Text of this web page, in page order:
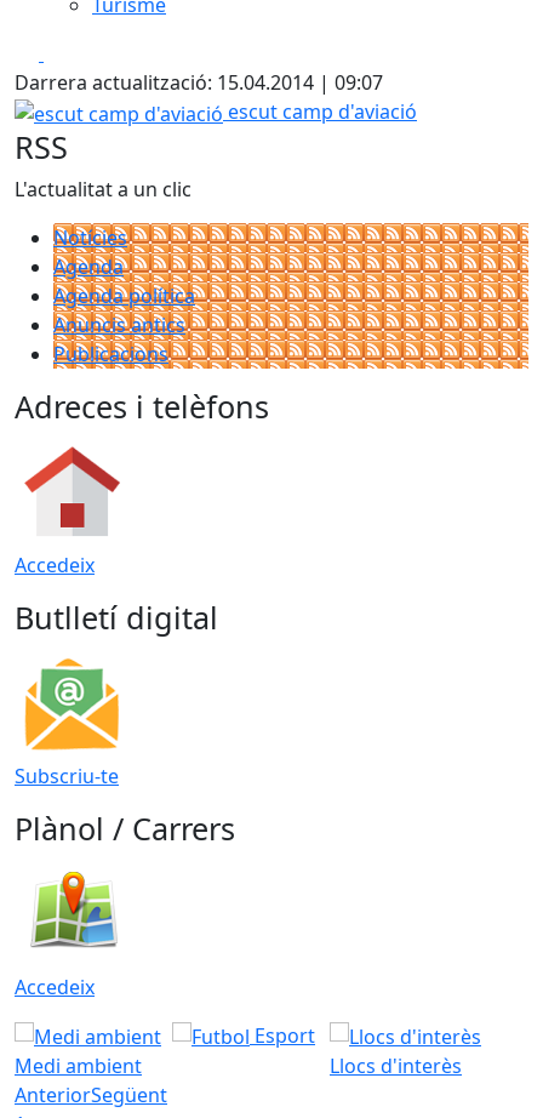
Darrera actualització: 15.04.2014 | 09:07
escut camp d'aviació
escut camp d'aviació
RSS
L'actualitat a un clic
Notícies
Agenda
Agenda política
Anuncis antics
Publicacions
Adreces i telèfons
Accedeix
Butlletí digital
Subscriu-te
Plànol / Carrers
Accedeix
Medi ambient
Esport
Llocs d'interès
AnteriorSegüent